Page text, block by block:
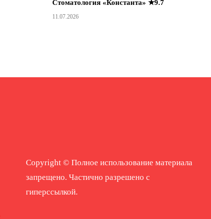
Стоматология «Константа» ★9.7
11.07.2026
Copyright © Полное использование материала
запрещено. Частично разрешено с
гиперссылкой.